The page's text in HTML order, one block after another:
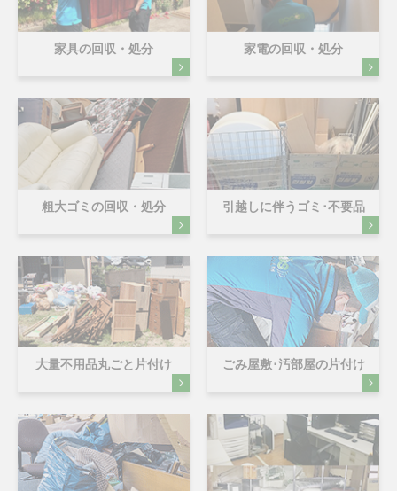
家具の回収・処分 家電の回収・処分
粗大ゴミの回収・処分 引越しに伴うゴミ･不要品
大量不用品丸ごと片付け ごみ屋敷･汚部屋の片付け